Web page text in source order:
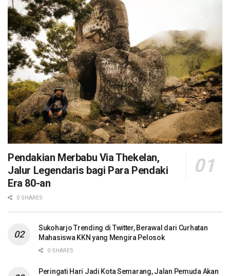
Pendakian Merbabu Via Thekelan,
Jalur Legendaris bagi Para Pendaki
Era 80-an
0 SHARES
Sukoharjo Trending di Twitter, Berawal dari Curhatan
Mahasiswa KKN yang Mengira Pelosok
0 SHARES
Peringati Hari Jadi Kota Semarang, Jalan Pemuda Akan